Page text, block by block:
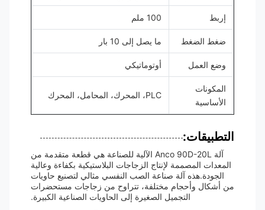
ضغط الضغط ما يصل إلى 10 بار
وضع العمل أوتوماتيكي
المكونات
الأساسية
التطبيقات:
آلة Anco 90D-20L الآلية للصناعة هي قطعة متقدمة من
المعدات المصممة لإنتاج الزجاجات البلاستيكية بكفاءة وعالية
الجودة.هذه آلة صناعة الصب النفسي مثالي لتصنيع حاويات
من أشكال وأحجام مختلفة، تتراوح من زجاجات مستحضرات
التجميل الصغيرة إلى الحاويات الصناعية الكبيرة.